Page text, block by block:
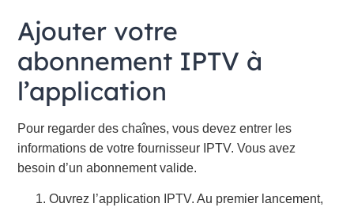
Ajouter votre
abonnement IPTV à
l’application
Pour regarder des chaînes, vous devez entrer les
informations de votre fournisseur IPTV. Vous avez
besoin d’un abonnement valide.
Ouvrez l’application IPTV. Au premier lancement,